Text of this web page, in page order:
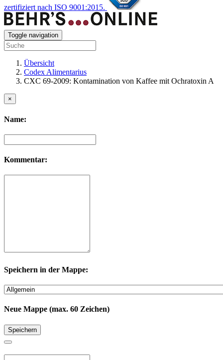
zertifiziert nach ISO 9001:2015.
Toggle navigation
Übersicht
Codex Alimentarius
CXC 69-2009: Kontamination von Kaffee mit Ochratoxin A
×
Name:
Kommentar:
Speichern in der Mappe:
Neue Mappe (max. 60 Zeichen)
Speichern